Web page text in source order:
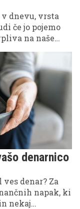
v dnevu, vrsta
če jo pojemo
na naše
za
denarnico
denar? Za
napak, ki
nekaj